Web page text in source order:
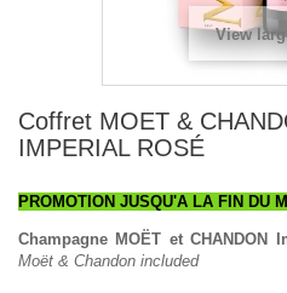
View
Coffret MOET &
IMPERIAL ROSÉ
PROMOTION JUSQU'A LA FIN DU
Champagne MOËT et CHANDON
Moët & Chandon included